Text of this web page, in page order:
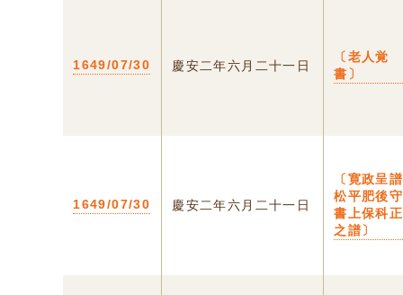
1649/07/30 慶安二年六月二十一日
〔老人覚
書〕
1649/07/30 慶安二年六月二十一日
〔寛政呈譜
松平肥後守
書上保科正
之譜〕